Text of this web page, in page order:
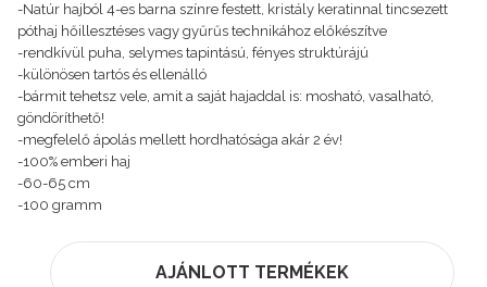
-Natúr hajból 4-es barna színre festett, kristály keratinnal tincsezett
póthaj hőillesztéses vagy gyűrűs technikához előkészítve
-rendkívül puha, selymes tapintású, fényes struktúrájú
-különösen tartós és ellenálló
-bármit tehetsz vele, amit a saját hajaddal is: mosható, vasalható,
göndöríthető!
-megfelelő ápolás mellett hordhatósága akár 2 év!
-100% emberi haj
-60-65 cm
-100 gramm
AJÁNLOTT TERMÉKEK